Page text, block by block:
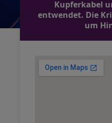
Kupferkabel
entwendet. Die
um